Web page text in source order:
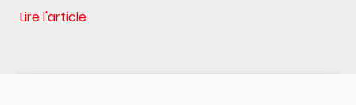
Lire l'article